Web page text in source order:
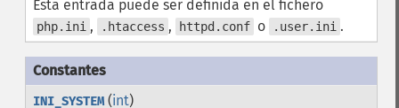
Esta entrada puede ser definida en el fichero
php.ini , .htaccess , httpd.conf o .user.ini .
INI_SYSTEM(int)